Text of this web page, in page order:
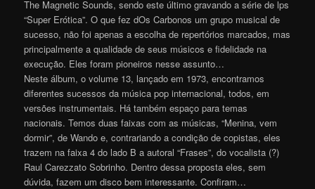
The Magnetic Sounds, sendo este último gravando a série de lps
“Super Erótica”. O que fez dOs Carbonos um grupo musical de
sucesso, não foi apenas a escolha de repertórios marcados, mas
principalmente a qualidade de seus músicos e fidelidade na
execução. Eles foram pioneiros nesse assunto…
Neste álbum, o volume 13, lançado em 1973, encontramos
diferentes sucessos da música pop internacional, todos, em
versões instrumentais. Há também espaço para temas
nacionais. Temos duas faixas com as músicas, “Menina, vem
dormir”, de Wando e, contrariando a condição de copistas, eles
trazem na faixa 4 do lado B a autoral “Frases”, do vocalista (?)
Raul Carezzato Sobrinho. Dentro dessa proposta eles, sem
dúvida, fazem um disco bem interessante. Confiram…